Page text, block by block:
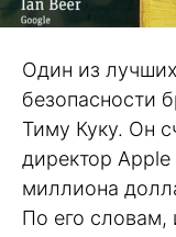
Один из
безопасности
Тиму Куку. Он
директор
миллиона
По его словам,